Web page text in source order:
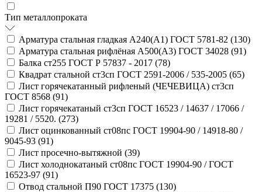
Тип металлопроката
Арматура стальная гладкая А240(А1) ГОСТ 5781-82 (130)
Арматура стальная рифлёная А500(А3) ГОСТ 34028 (91)
Балка ст255 ГОСТ Р 57837 - 2017 (78)
Квадрат стальной ст3сп ГОСТ 2591-2006 / 535-2005 (65)
Лист горячекатанный рифленый (ЧЕЧЕВИЦА) ст3сп
ГОСТ 8568 (91)
Лист горячекатаный ст3сп ГОСТ 16523 / 14637 / 17066 /
19281 / 5520. (273)
Лист оцинкованный ст08пс ГОСТ 19904-90 / 14918-80 /
9045-93 (91)
Лист просечно-вытяжной (39)
Лист холоднокатаный ст08пс ГОСТ 19904-90 / ГОСТ
16523-97 (91)
Отвод стальной П90 ГОСТ 17375 (130)